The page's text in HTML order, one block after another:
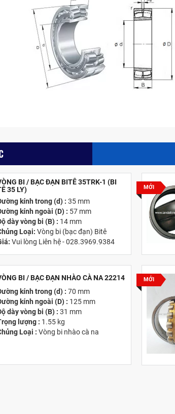
BI / BẠC ĐẠN BITÊ 35TRK-1 (BI
35 LY)
kính trong (d) : 35 mm
kính ngoài (D) : 57 mm
dày vòng bi (B) : 14 mm
Loại:Vòng bi (bạc đạn) Bitê
Vui lòng Liên hệ - 028.3969.9384
BI / BẠC ĐẠN NHÀO CÀ NA 22214
kính trong (d) : 70 mm
kính ngoài (D) : 125 mm
dày vòng bi (B) : 31 mm
lượng : 1.55 kg
Loại :Vòng bi nhào cà na
MỚI
MỚI